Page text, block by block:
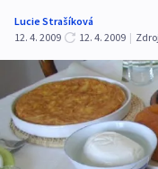
Lucie Strašíková
12. 4. 2009
12. 4. 2009 |